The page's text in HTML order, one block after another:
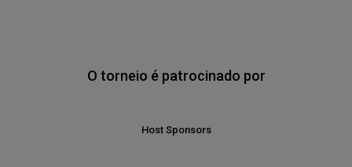
O torneio é patrocinado por
Host Sponsors